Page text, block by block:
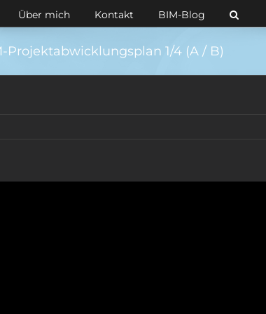
Über mich Kontakt BIM-Blog
Projektabwicklungsplan 1/4 (A / B)